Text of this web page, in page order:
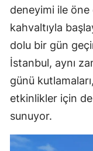
deneyimi ile öne
kahvaltıyla
dolu bir gün
İstanbul, aynı
günü
etkinlikler için
sunuyor.